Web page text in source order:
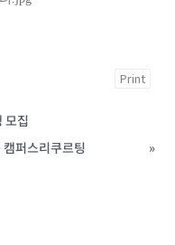
Print
모집
퍼스리쿠르팅
»